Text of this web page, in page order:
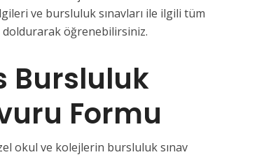
ve bursluluk sınavları ile ilgili tüm
doldurarak öğrenebilirsiniz.
Bursluluk
Formu
okul ve kolejlerin bursluluk sınav